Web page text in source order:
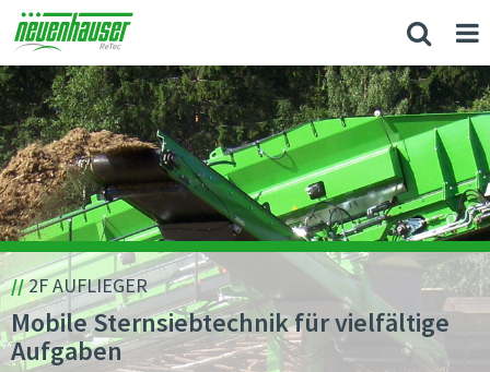
//2F AUFLIEGER
Mobile Sternsiebtechnik für vielfältige
Aufgaben